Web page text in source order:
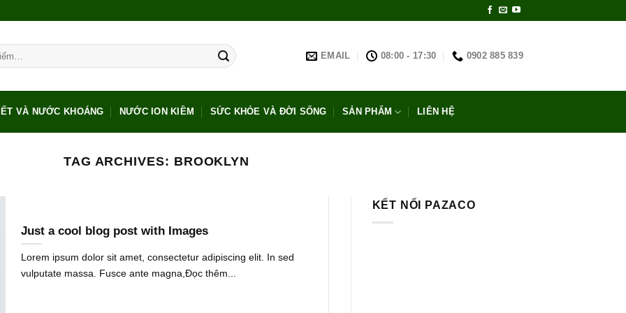
EMAIL 08:00 - 17:30 0902 885 839
VÀ NƯỚC KHOÁNG NƯỚC ION KIỀM SỨC KHỎE VÀ ĐỜI SỐNG SẢN PHẨM LIÊN HỆ
TAG ARCHIVES: BROOKLYN
Just a cool blog post with Images
Lorem ipsum dolor sit amet, consectetur adipiscing elit. In sed
vulputate massa. Fusce ante magna,Đọc thêm...
KẾT NỐI PAZACO